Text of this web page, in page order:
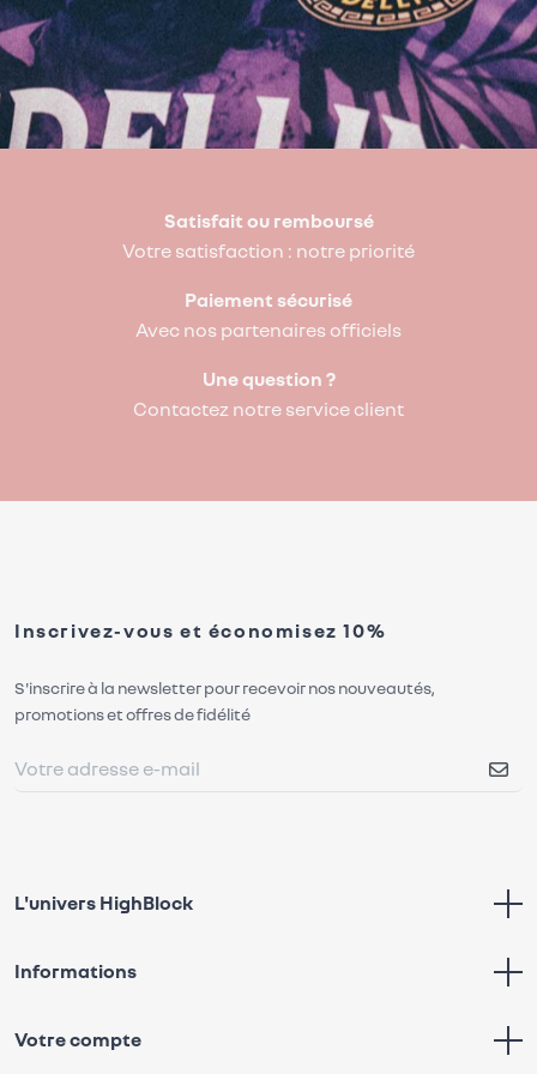
Satisfait ou remboursé
Votre satisfaction : notre priorité
Paiement sécurisé
Avec nos partenaires officiels
Une question ?
Contactez notre service client
Inscrivez-vous et économisez 10%
S'inscrire à la newsletter pour recevoir nos nouveautés,
promotions et offres de fidélité
L'univers HighBlock
Informations
Votre compte